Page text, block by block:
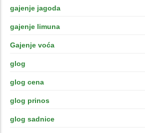
gajenje jagoda
gajenje limuna
Gajenje voća
glog
glog cena
glog prinos
glog sadnice